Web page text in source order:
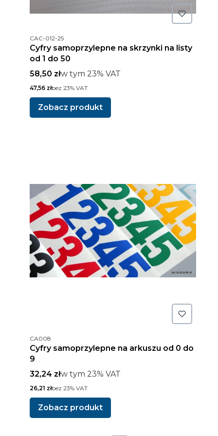
Kod produktu
CAC-012-25
Cyfry samoprzylepne na skrzynki na listy
od 1 do 50
Cena brutto
58,50 złw tym %s VAT
w tym 23% VAT
Cena netto
47,56 złbez 23% VAT
Zobacz produkt
Kod produktu
CA008
Cyfry samoprzylepne na arkuszu od 0 do
9
Cena brutto
32,24 złw tym %s VAT
w tym 23% VAT
Cena netto
26,21 złbez 23% VAT
Zobacz produkt